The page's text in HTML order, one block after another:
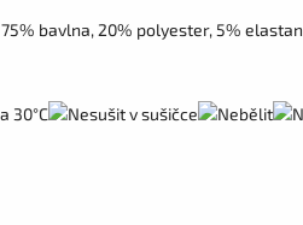
75% bavlna, 20% polyester, 5% elastan